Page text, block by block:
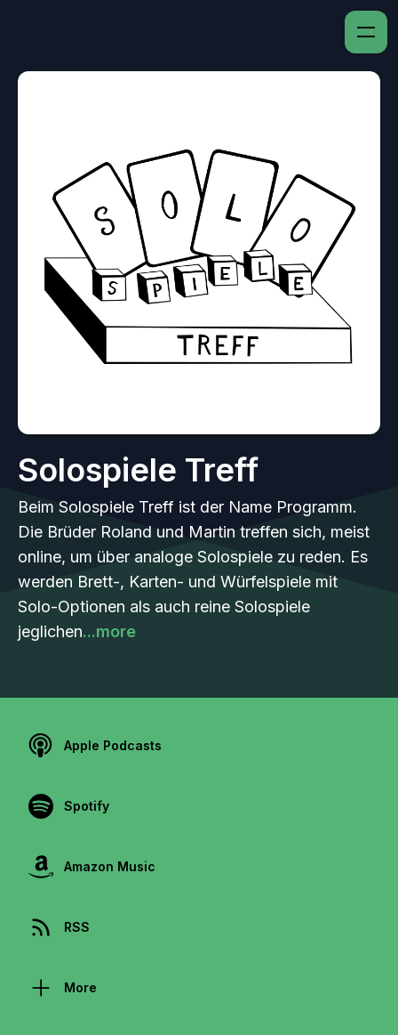
Solospiele Treff
Beim Solospiele Treff ist der Name Programm.
Die Brüder Roland und Martin treffen sich, meist
online, um über analoge Solospiele zu reden. Es
werden Brett-, Karten- und Würfelspiele mit
Solo-Optionen als auch reine Solospiele
jeglichen...more
Apple Podcasts
Spotify
Amazon Music
RSS
More